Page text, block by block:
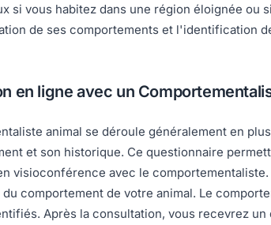
si vous habitez dans une région éloignée
de ses comportements et l'identification
en ligne avec un
animal se déroule généralement en
et son historique. Ce questionnaire
visioconférence avec le
comportement de votre animal. Le
Après la consultation, vous recevrez